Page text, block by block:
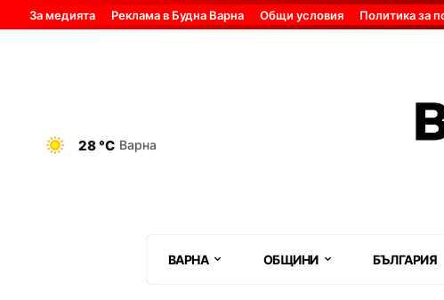
За медията Реклама в Будна Варна Общи условия Политика за
28 °C Варна
ВАРНА ОБЩИНИ БЪЛГАРИЯ